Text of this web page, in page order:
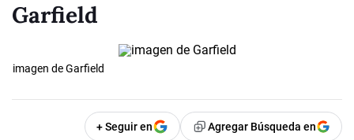
Garfield
imagen de Garfield
+ Seguir en Agregar Búsqueda en